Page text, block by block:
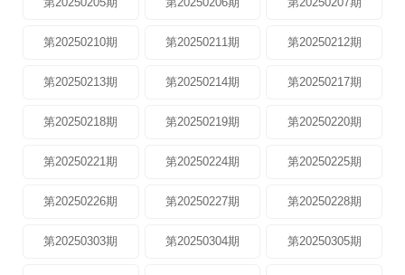
第20250210期 第20250211期 第20250212期
第20250213期 第20250214期 第20250217期
第20250218期 第20250219期 第20250220期
第20250221期 第20250224期 第20250225期
第20250226期 第20250227期 第20250228期
第20250303期 第20250304期 第20250305期